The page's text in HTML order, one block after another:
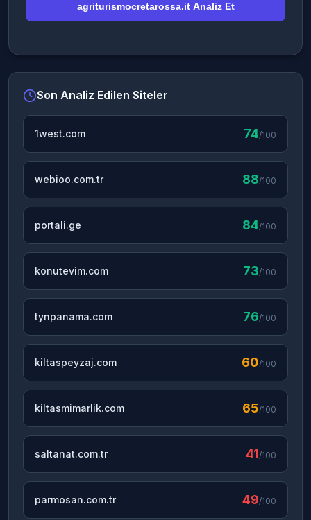
agriturismocretarossa.it Analiz Et
Son Analiz Edilen Siteler
1west.com 74/100
webioo.com.tr 88/100
portali.ge 84/100
konutevim.com 73/100
tynpanama.com 76/100
kiltaspeyzaj.com 60/100
kiltasmimarlik.com 65/100
saltanat.com.tr 41/100
parmosan.com.tr 49/100